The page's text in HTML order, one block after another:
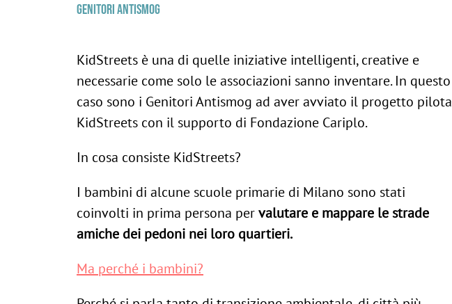
Genitori Antismog
KidStreets è una di quelle iniziative intelligenti, creative e
necessarie come solo le associazioni sanno inventare. In questo
caso sono i Genitori Antismog ad aver avviato il progetto pilota
KidStreets con il supporto di Fondazione Cariplo.
In cosa consiste KidStreets?
I bambini di alcune scuole primarie di Milano sono stati
coinvolti in prima persona pervalutare e mappare le strade
amiche dei pedoni nei loro quartieri.
Ma perché i bambini?